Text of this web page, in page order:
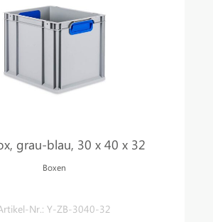
grau-blau, 30 x 40 x 32
Boxen
Nr.: Y-ZB-3040-32